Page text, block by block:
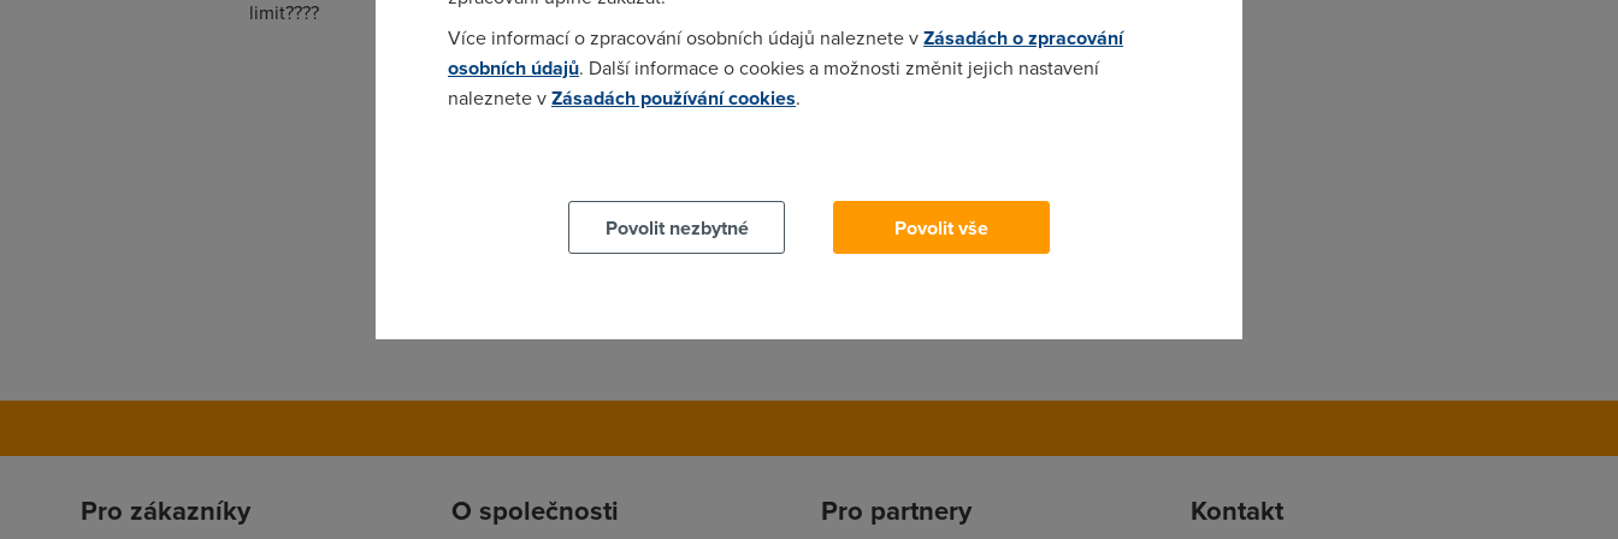
limit????
Pro zákazníky O společnosti Pro partnery Kontakt
Více informací o zpracování osobních údajů naleznete vZásadách o zpracování
osobních údajů. Další informace o cookies a možnosti změnit jejich nastavení
naleznete vZásadách používání cookies.
Povolit nezbytné
Povolit vše